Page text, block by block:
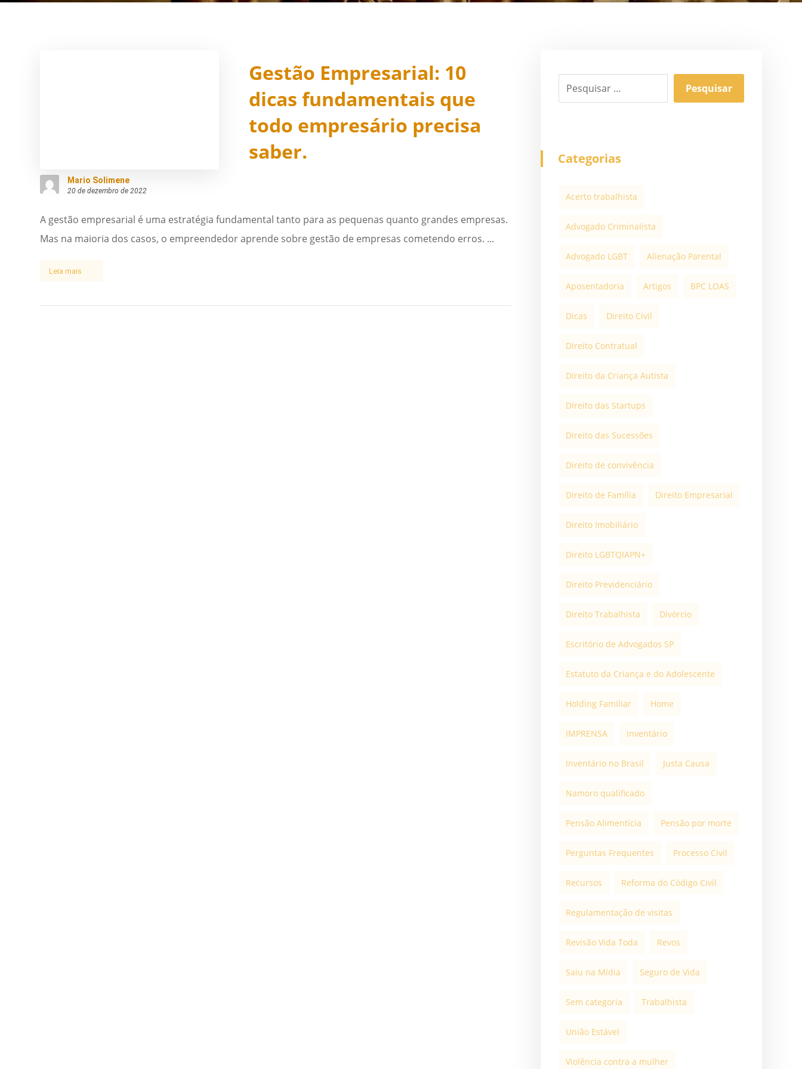
Gestão Empresarial: 10
dicas fundamentais que
todo empresário precisa
saber.
Mario Solimene
20 de dezembro de 2022
A gestão empresarial é uma estratégia fundamental tanto para as pequenas quanto grandes empresas.
Mas na maioria dos casos, o empreendedor aprende sobre gestão de empresas cometendo erros. ...
Leia mais
Categorias
Acerto trabalhista
Advogado Criminalista
Advogado LGBT Alienação Parental
Aposentadoria Artigos BPC LOAS
Dicas Direito Civil
Direito Contratual
Direito da Criança Autista
DIreito das Startups
Direito das Sucessões
Direito de convivência
Direito de Família Direito Empresarial
Direito Imobiliário
Direito LGBTQIAPN+
Direito Previdenciário
Direito Trabalhista Divórcio
Escritório de Advogados SP
Estatuto da Criança e do Adolescente
Holding Familiar Home
IMPRENSA Inventário
Inventário no Brasil Justa Causa
Namoro qualificado
Pensão Alimentícia Pensão por morte
Perguntas Frequentes Processo Civil
Recursos Reforma do Código Civil
Regulamentação de visitas
Revisão Vida Toda Revos
Saiu na Mídia Seguro de Vida
Sem categoria Trabalhista
União Estável
Violência contra a mulher